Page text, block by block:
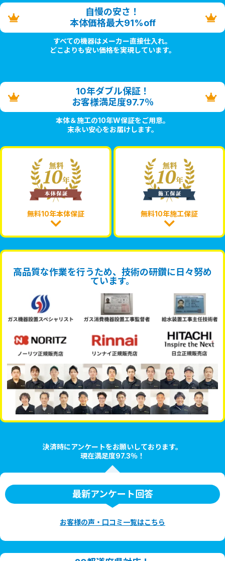
自慢の安さ！
本体価格最大91%off
すべての機器はメーカー直接仕入れ。
どこよりも安い価格を実現しています。
10年ダブル保証！
お客様満足度97.7％
本体＆施工の10年W保証をご用意。
末永い安心をお届けします。
無料10年本体保証 無料10年施工保証
高品質な作業を行うため、技術の研鑽に日々努め
ています。
決済時にアンケートをお願いしております。
現在満足度97.3％！
最新アンケート回答
お客様の声・口コミ一覧はこちら